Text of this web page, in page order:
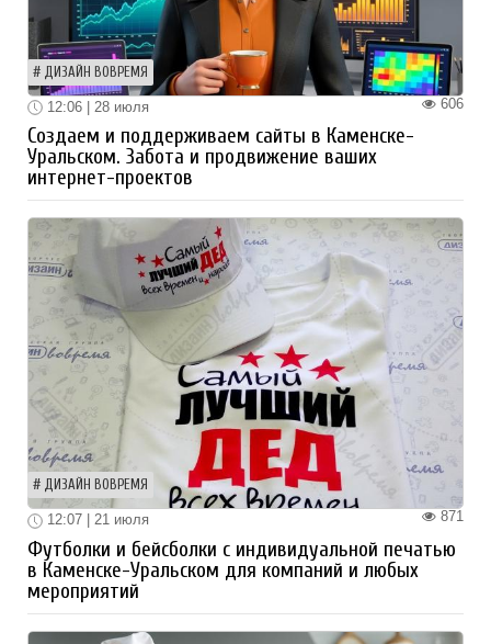
ДИЗАЙН ВОВРЕМЯ
606
12:06 | 28 июля
Создаем и поддерживаем сайты в Каменске-
Уральском. Забота и продвижение ваших
интернет-проектов
ДИЗАЙН ВОВРЕМЯ
871
12:07 | 21 июля
Футболки и бейсболки с индивидуальной печатью
в Каменске-Уральском для компаний и любых
мероприятий